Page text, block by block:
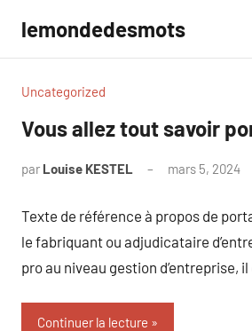
contenu
lemondedesmots
Uncategorized
Vous allez tout savoir
par Louise KESTEL mars 5, 2024
Texte de référence à propos de
le fabriquant ou adjudicataire
pro au niveau gestion d’entreprise,
Continuer la lecture